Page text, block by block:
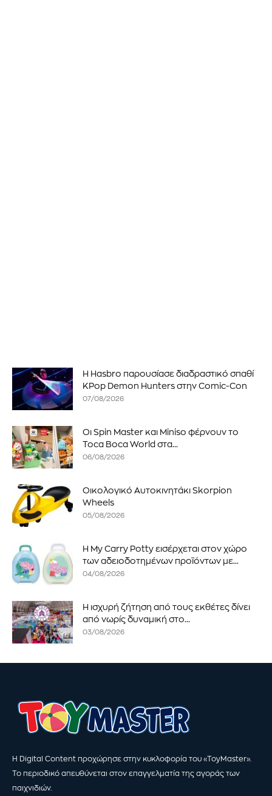
Η Hasbro παρουσίασε διαδραστικό σπαθί
KPop Demon Hunters στην Comic-Con
07/08/2026
Οι Spin Master και Miniso φέρνουν το
Toca Boca World στα...
06/08/2026
Οικολογικό Αυτοκινητάκι Skorpion
Wheels
05/08/2026
Η My Carry Potty εισέρχεται στον χώρο
των αδειοδοτημένων προϊόντων με...
04/08/2026
Η ισχυρή ζήτηση από τους εκθέτες δίνει
από νωρίς δυναμική στο...
03/08/2026
Η Digital Content προχώρησε στην κυκλοφορία του «ToyMaster».
Το περιοδικό απευθύνεται στον επαγγελματία της αγοράς των
παιχνιδιών.